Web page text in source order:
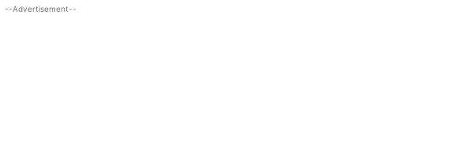
--Advertisement--